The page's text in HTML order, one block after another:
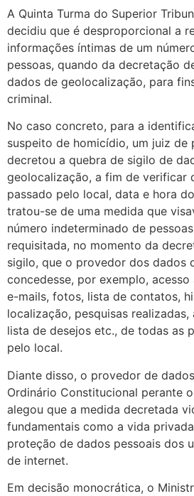
A Quinta Turma do Superior
decidiu que é desproporcional a
informações íntimas de um
pessoas, quando da decretação
dados de geolocalização, para
criminal.
No caso concreto, para a
suspeito de homicídio, um juiz de
decretou a quebra de sigilo de
geolocalização, a fim de verificar
passado pelo local, data e hora
tratou-se de uma medida que
número indeterminado de
requisitada, no momento da
sigilo, que o provedor dos dados
concedesse, por exemplo,
e-mails, fotos, lista de contatos,
localização, pesquisas
lista de desejos etc., de todas as
pelo local.
Diante disso, o provedor de
Ordinário Constitucional perante
alegou que a medida decretada
fundamentais como a vida
proteção de dados pessoais dos
de internet.
Em decisão monocrática, o